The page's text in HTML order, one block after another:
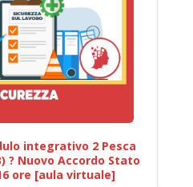
integrativo 2 Pesca
? Nuovo Accordo Stato
ore [aula virtuale]